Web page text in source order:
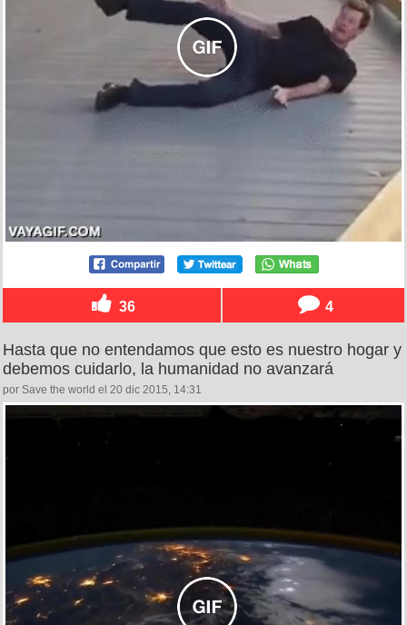
36 4
Hasta que no entendamos que esto es nuestro hogar y
debemos cuidarlo, la humanidad no avanzará
por Save the world el 20 dic 2015, 14:31